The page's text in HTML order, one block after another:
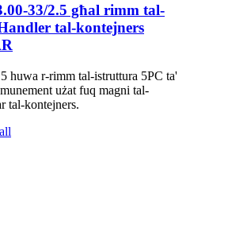
33/2.5 għal rimm tal-
tal-kontejners
huwa r-rimm tal-istruttura 5PC ta'
użat fuq magni tal-
tal-kontejners.